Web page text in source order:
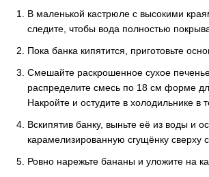
В маленькой кастрюле с высокими
следите, чтобы вода полностью
Пока банка кипятится, приготовьте
Смешайте раскрошенное сухое
распределите смесь по 18 см форме
Накройте и остудите в холодильнике в
Вскипятив банку, выньте её из воды и
карамелизированную сгущёнку сверху
Ровно нарежьте бананы и уложите на